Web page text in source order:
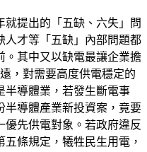
就提出的「五缺、六失」問
人才等「五缺」內部問題都
。其中又以缺電最讓企業擔
，對需要高度供電穩定的
半導體業，若發生斷電事
半導體產業新投資案，竟要
優先供電對象。若政府違反
五條規定，犧牲民生用電，